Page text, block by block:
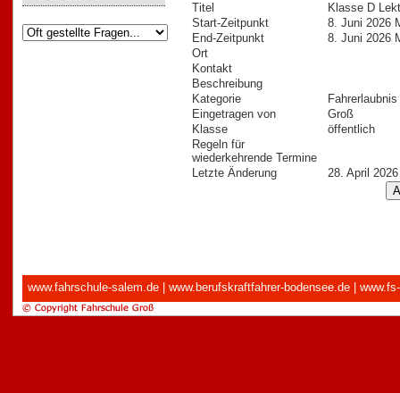
Titel
Klasse D
Start-Zeitpunkt
8. Juni 2026
End-Zeitpunkt
8. Juni 2026
Ort
Kontakt
Beschreibung
Kategorie
Fahrerlaubnis
Eingetragen von
Groß
Klasse
öffentlich
Regeln für
wiederkehrende Termine
Letzte Änderung
28. April
www.fahrschule-salem.de www.berufskraftfahrer-bodensee.de